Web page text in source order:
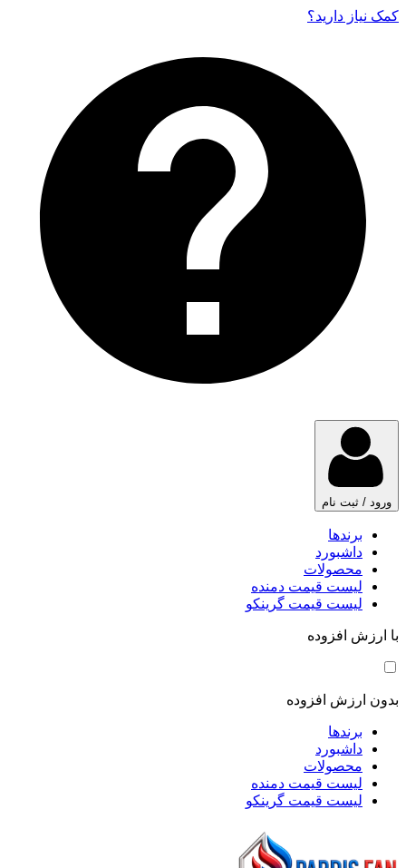
کمک نیاز دارید‌؟
ورود / ثبت نام
برندها
داشبورد
محصولات
لیست قیمت دمنده
لیست قیمت گرینکو
با ارزش افزوده
بدون ارزش افزوده
برندها
داشبورد
محصولات
لیست قیمت دمنده
لیست قیمت گرینکو